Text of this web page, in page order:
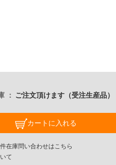
ご注文頂けます（受注生産品）
カートに入れる
在庫問い合わせはこちら
て